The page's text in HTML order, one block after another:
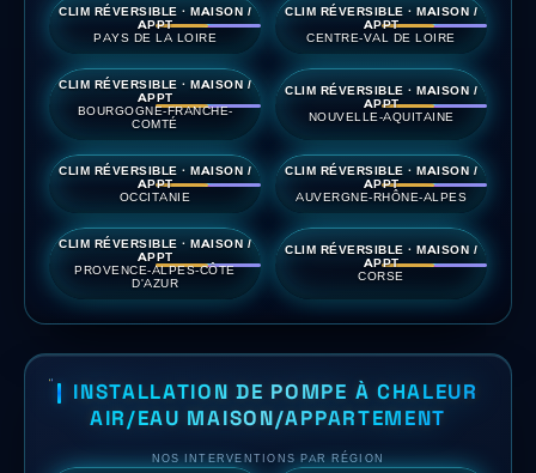
CLIM RÉVERSIBLE · MAISON /
APPT
PAYS DE LA LOIRE
CLIM RÉVERSIBLE · MAISON /
APPT
CENTRE-VAL DE LOIRE
CLIM RÉVERSIBLE · MAISON /
APPT
BOURGOGNE-FRANCHE-
COMTÉ
CLIM RÉVERSIBLE · MAISON /
APPT
NOUVELLE-AQUITAINE
CLIM RÉVERSIBLE · MAISON /
APPT
OCCITANIE
CLIM RÉVERSIBLE · MAISON /
APPT
AUVERGNE-RHÔNE-ALPES
CLIM RÉVERSIBLE · MAISON /
APPT
PROVENCE-ALPES-CÔTE
D'AZUR
CLIM RÉVERSIBLE · MAISON /
APPT
CORSE
INSTALLATION DE POMPE À CHALEUR
AIR/EAU MAISON/APPARTEMENT
NOS INTERVENTIONS PAR RÉGION